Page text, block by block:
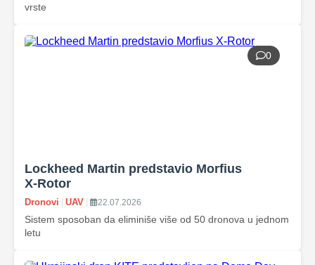
vrste
0
Lockheed Martin predstavio Morfius
X‑Rotor
Dronovi UAV 22.07.2026
Sistem sposoban da eliminiše više od 50 dronova u jednom
letu